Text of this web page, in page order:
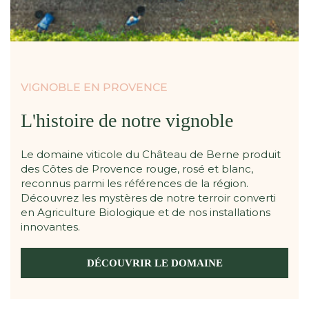
VIGNOBLE EN PROVENCE
L'histoire de notre vignoble
Le domaine viticole du Château de Berne produit
des Côtes de Provence rouge, rosé et blanc,
reconnus parmi les références de la région.
Découvrez les mystères de notre terroir converti
en Agriculture Biologique et de nos installations
innovantes.
DÉCOUVRIR LE DOMAINE